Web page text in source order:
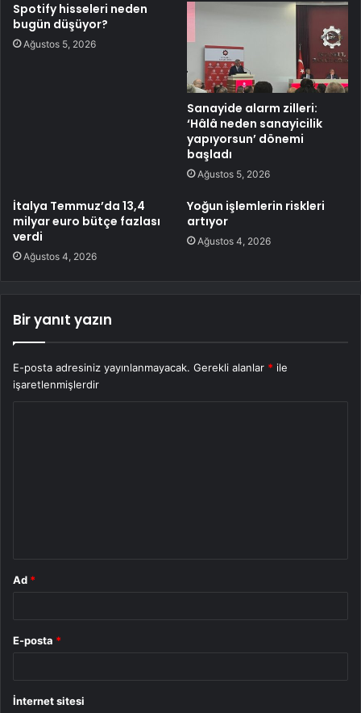
Spotify hisseleri neden
bugün düşüyor?
Ağustos 5, 2026
Sanayide alarm zilleri:
‘Hâlâ neden sanayicilik
yapıyorsun’ dönemi
başladı
Ağustos 5, 2026
İtalya Temmuz’da 13,4
milyar euro bütçe fazlası
verdi
Ağustos 4, 2026
Yoğun işlemlerin riskleri
artıyor
Ağustos 4, 2026
Bir yanıt yazın
E-posta adresiniz yayınlanmayacak. Gerekli alanlar * ile
işaretlenmişlerdir
Ad *
E-posta *
İnternet sitesi